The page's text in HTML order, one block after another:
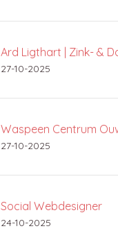
Ard Ligthart | Zink- &
27-10-2025
Waspeen Centrum
27-10-2025
Social Webdesigner
24-10-2025